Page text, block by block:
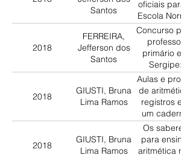
el primer
grado de la
escuela
Decroly?
Santos
oficiais para a
Escola Normal
de São Paulo
na década de
1920
2018
FERREIRA,
Jefferson dos
Santos
Concurso para
professor
primário em
Sergipe:
indícios de
saberes
matemáticos a
ensinar (1952)
2018
GIUSTI, Bruna
Lima Ramos
Aulas e provas
de aritmética:
registros em
um caderno
de normalista
do distrito
federal, 1962
2018
GIUSTI, Bruna
Lima Ramos
Os saberes
para ensinar
aritmética nos